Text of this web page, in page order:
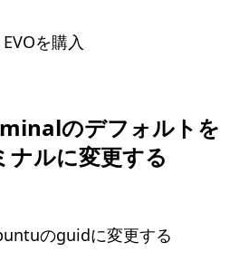
を購入
のデフォルトを
ルに変更する
のguidに変更する